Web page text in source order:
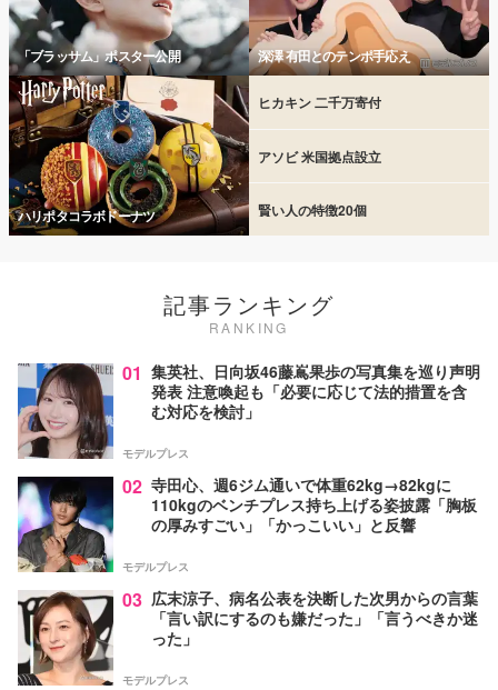
「ブラッサム」ポスター公開 深澤 有田とのテンポ手応え
ハリポタコラボドーナツ
ヒカキン 二千万寄付
アソビ 米国拠点設立
賢い人の特徴20個
記事ランキング
RANKING
01 集英社、日向坂46藤嶌果歩の写真集を巡り声明
発表 注意喚起も「必要に応じて法的措置を含
む対応を検討」
モデルプレス
02 寺田心、週6ジム通いで体重62kg→82kgに
110kgのベンチプレス持ち上げる姿披露「胸板
の厚みすごい」「かっこいい」と反響
モデルプレス
03 広末涼子、病名公表を決断した次男からの言葉
「言い訳にするのも嫌だった」「言うべきか迷
った」
モデルプレス